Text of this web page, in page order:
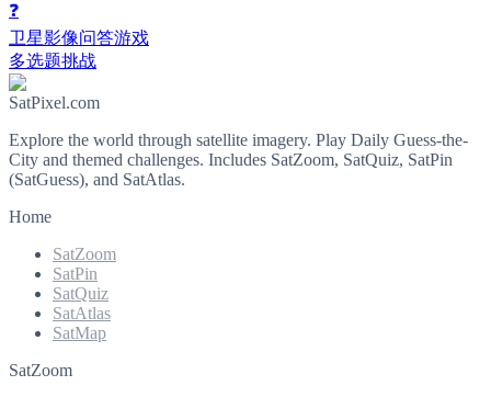
❓
卫星影像问答游戏
多选题挑战
SatPixel.com
Explore the world through satellite imagery. Play Daily Guess-the-
City and themed challenges. Includes SatZoom, SatQuiz, SatPin
(SatGuess), and SatAtlas.
Home
SatZoom
SatPin
SatQuiz
SatAtlas
SatMap
SatZoom